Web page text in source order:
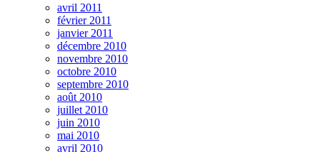
avril 2011
février 2011
janvier 2011
décembre 2010
novembre 2010
octobre 2010
septembre 2010
août 2010
juillet 2010
juin 2010
mai 2010
avril 2010